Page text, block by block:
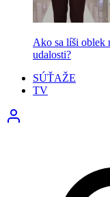
Ako sa líši oblek
udalosti?
SÚŤAŽE
TV